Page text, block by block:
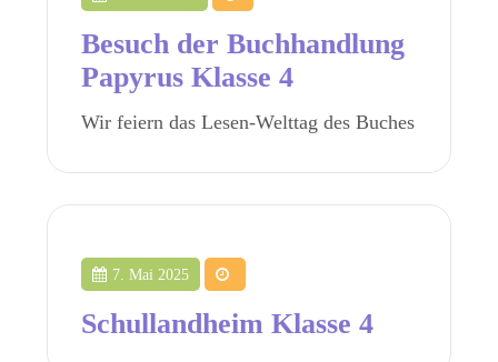
Besuch der Buchhandlung
Papyrus Klasse 4
Wir feiern das Lesen-Welttag des Buches
7. Mai 2025
Schullandheim Klasse 4